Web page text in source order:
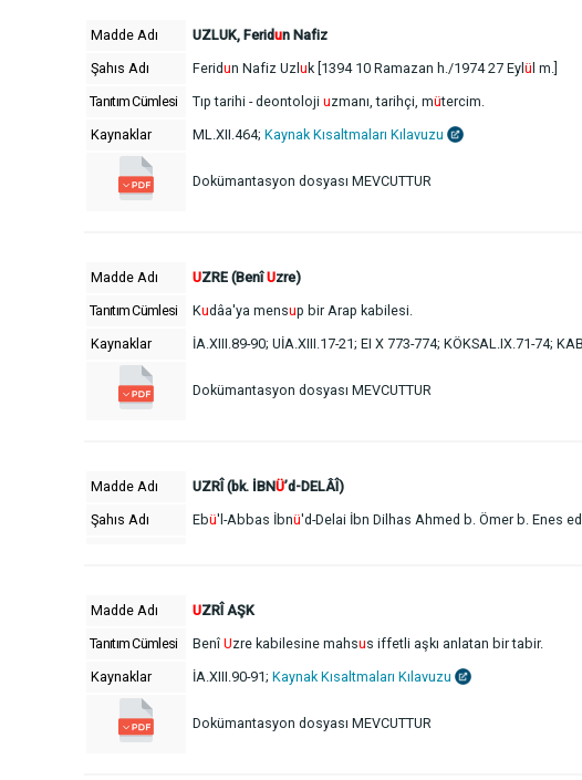
Madde Adı UZLUK, Feridun Nafiz
Şahıs Adı
Feridun Nafiz Uzl u k [1394 10 Ramazan h./1974 27 Eyl ü l m.]
Tanıtım Cümlesi
Tıp tarihi - deontoloji uzmanı, tarihçi, mütercim.
Kaynaklar
ML.XII.464; Kaynak Kısaltmaları Kılavuzu
Dokümantasyon dosyası MEVCUTTUR
Madde Adı UZRE (BenîUzre)
Tanıtım Cümlesi
Kudâa'ya mensup bir Arap kabilesi.
Kaynaklar
İA.XIII.89-90; UİA.XIII.17-21; EI X 773-774; KÖKSAL.IX.71-74;
Dokümantasyon dosyası MEVCUTTUR
Madde Adı UZRÎ (bk. İBNÜ’d-DELÂÎ)
Şahıs Adı
Ebü'l-Abbas İbnü'd-Delai İbn Dilhas Ahmed b. Ömer b. Enes
Madde Adı UZRÎ AŞK
Tanıtım Cümlesi
Benî Uzre kabilesine mahsus iffetli aşkı anlatan bir tabir.
Kaynaklar
İA.XIII.90-91; Kaynak Kısaltmaları Kılavuzu
Dokümantasyon dosyası MEVCUTTUR